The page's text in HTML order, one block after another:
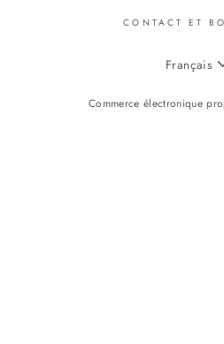
CONTACT ET
Français
Commerce électronique